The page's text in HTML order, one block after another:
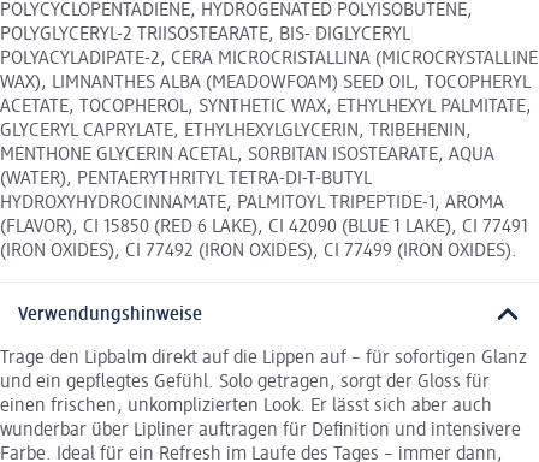
POLYCYCLOPENTADIENE, HYDROGENATED POLYISOBUTENE,
POLYGLYCERYL-2 TRIISOSTEARATE, BIS- DIGLYCERYL
POLYACYLADIPATE-2, CERA MICROCRISTALLINA (MICROCRYSTALLINE
WAX), LIMNANTHES ALBA (MEADOWFOAM) SEED OIL, TOCOPHERYL
ACETATE, TOCOPHEROL, SYNTHETIC WAX, ETHYLHEXYL PALMITATE,
GLYCERYL CAPRYLATE, ETHYLHEXYLGLYCERIN, TRIBEHENIN,
MENTHONE GLYCERIN ACETAL, SORBITAN ISOSTEARATE, AQUA
(WATER), PENTAERYTHRITYL TETRA-DI-T-BUTYL
HYDROXYHYDROCINNAMATE, PALMITOYL TRIPEPTIDE-1, AROMA
(FLAVOR), CI 15850 (RED 6 LAKE), CI 42090 (BLUE 1 LAKE), CI 77491
(IRON OXIDES), CI 77492 (IRON OXIDES), CI 77499 (IRON OXIDES).
Verwendungshinweise
Trage den Lipbalm direkt auf die Lippen auf – für sofortigen Glanz
und ein gepflegtes Gefühl. Solo getragen, sorgt der Gloss für
einen frischen, unkomplizierten Look. Er lässt sich aber auch
wunderbar über Lipliner auftragen für Definition und intensivere
Farbe. Ideal für ein Refresh im Laufe des Tages – immer dann,